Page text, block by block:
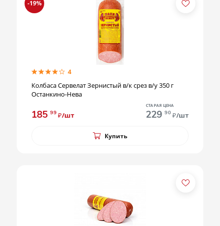
-19%
4
Колбаса Сервелат Зернистый в/к срез в/у 350 г
Останкино-Нева
185 99 ₽/шт
СТАРАЯ ЦЕНА
229 90 ₽/шт
Купить